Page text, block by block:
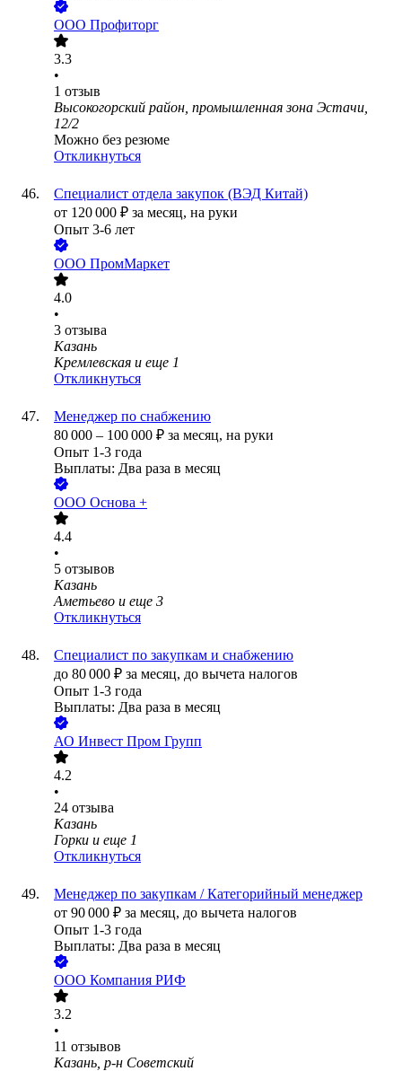
ООО Профиторг
3.3
•
1 отзыв
Высокогорский район, промышленная зона Эстачи,
12/2
Можно без резюме
Откликнуться
Специалист отдела закупок (ВЭД Китай)
от 120 000 ₽ за месяц, на руки
Опыт 3-6 лет
ООО ПромМаркет
4.0
•
3 отзыва
Казань
Кремлевская и еще 1
Откликнуться
Менеджер по снабжению
80 000 – 100 000 ₽ за месяц, на руки
Опыт 1-3 года
Выплаты: Два раза в месяц
ООО Основа +
4.4
•
5 отзывов
Казань
Аметьево и еще 3
Откликнуться
Специалист по закупкам и снабжению
до 80 000 ₽ за месяц, до вычета налогов
Опыт 1-3 года
Выплаты: Два раза в месяц
АО Инвест Пром Групп
4.2
•
24 отзыва
Казань
Горки и еще 1
Откликнуться
Менеджер по закупкам / Категорийный менеджер
от 90 000 ₽ за месяц, до вычета налогов
Опыт 1-3 года
Выплаты: Два раза в месяц
ООО Компания РИФ
3.2
•
11 отзывов
Казань, р-н Советский